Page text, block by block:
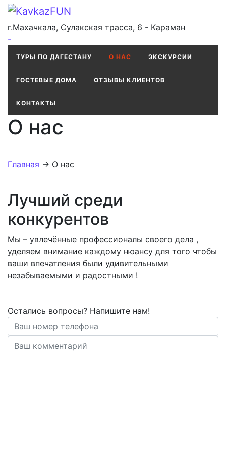
г.Махачкала, Сулакская трасса, 6 - Караман
-
ТУРЫ ПО ДАГЕСТАНУ О НАС ЭКСКУРСИИ
ГОСТЕВЫЕ ДОМА ОТЗЫВЫ КЛИЕНТОВ
КОНТАКТЫ
О нас
Главная → О нас
Лучший среди
конкурентов
Мы – увлечённые профессионалы своего дела ,
уделяем внимание каждому нюансу для того чтобы
ваши впечатления были удивительными
незабываемыми и радостными !
Остались вопросы? Напишите нам!